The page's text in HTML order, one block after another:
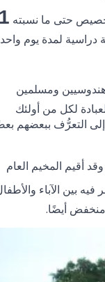
حتى ما نسبته
دراسية لمدة يوم واحد
ومسلمين
لكل من أولئك
التعرُّف ببعضهم
أقيم المخيم العام
بين الآباء
منخفض أيضًا.